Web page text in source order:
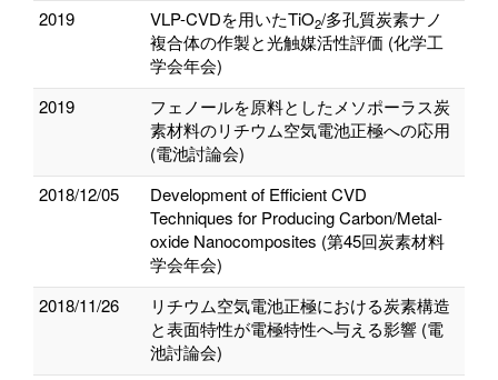
2019
VLP-CVDを用いたTiO2/多孔質炭素ナノ
複合体の作製と光触媒活性評価 (化学工
学会年会)
2019
フェノールを原料としたメソポーラス炭
素材料のリチウム空気電池正極への応用
(電池討論会)
2018/12/05
Development of Efficient CVD
Techniques for Producing Carbon/Metal-
oxide Nanocomposites (第45回炭素材料
学会年会)
2018/11/26
リチウム空気電池正極における炭素構造
と表面特性が電極特性へ与える影響 (電
池討論会)